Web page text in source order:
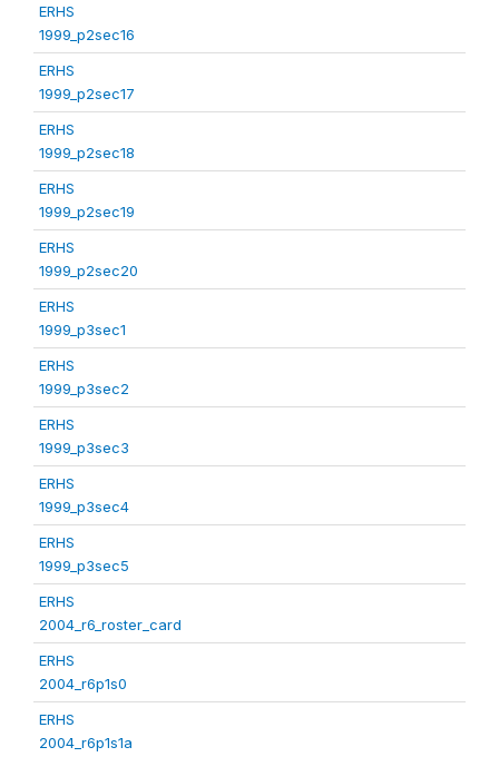
ERHS
1999_p2sec16
ERHS
1999_p2sec17
ERHS
1999_p2sec18
ERHS
1999_p2sec19
ERHS
1999_p2sec20
ERHS
1999_p3sec1
ERHS
1999_p3sec2
ERHS
1999_p3sec3
ERHS
1999_p3sec4
ERHS
1999_p3sec5
ERHS
2004_r6_roster_card
ERHS
2004_r6p1s0
ERHS
2004_r6p1s1a